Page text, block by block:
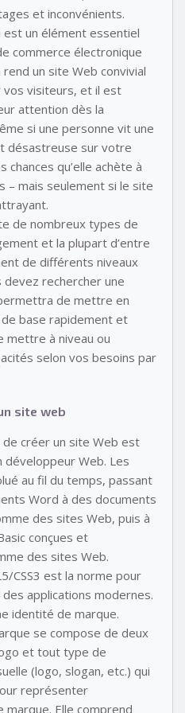
et inconvénients.
est un élément essentiel
commerce électronique
un site Web convivial
vos visiteurs, et il est
attention dès la
si une personne vit une
désastreuse sur votre
chances qu’elle achète à
– mais seulement si le site
de nombreux types de
et la plupart d’entre
de différents niveaux
devez rechercher une
de mettre en
base rapidement et
mettre à niveau ou
selon vos besoins par
site web
de créer un site Web est
développeur Web. Les
au fil du temps, passant
Word à des documents
des sites Web, puis à
conçues et
des sites Web.
CSS3 est la norme pour
applications modernes.
identité de marque.
se compose de deux
et tout type de
(logo, slogan, etc.) qui
représenter
Elle comprend